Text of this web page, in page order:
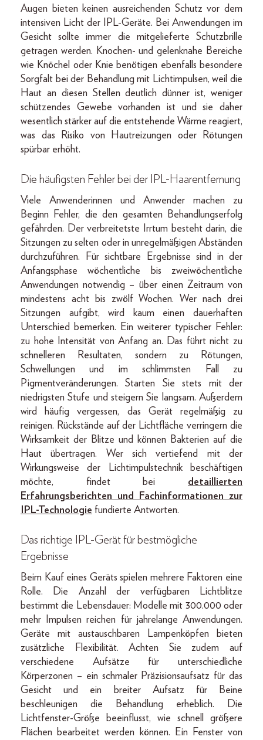
Augen bieten keinen ausreichenden Schutz vor dem
intensiven Licht der IPL-Geräte. Bei Anwendungen im
Gesicht sollte immer die mitgelieferte Schutzbrille
getragen werden. Knochen- und gelenknahe Bereiche
wie Knöchel oder Knie benötigen ebenfalls besondere
Sorgfalt bei der Behandlung mit Lichtimpulsen, weil die
Haut an diesen Stellen deutlich dünner ist, weniger
schützendes Gewebe vorhanden ist und sie daher
wesentlich stärker auf die entstehende Wärme reagiert,
was das Risiko von Hautreizungen oder Rötungen
spürbar erhöht.
Die häufigsten Fehler bei der IPL-Haarentfernung
Viele Anwenderinnen und Anwender machen zu
Beginn Fehler, die den gesamten Behandlungserfolg
gefährden. Der verbreitetste Irrtum besteht darin, die
Sitzungen zu selten oder in unregelmäßigen Abständen
durchzuführen. Für sichtbare Ergebnisse sind in der
Anfangsphase wöchentliche bis zweiwöchentliche
Anwendungen notwendig – über einen Zeitraum von
mindestens acht bis zwölf Wochen. Wer nach drei
Sitzungen aufgibt, wird kaum einen dauerhaften
Unterschied bemerken. Ein weiterer typischer Fehler:
zu hohe Intensität von Anfang an. Das führt nicht zu
schnelleren Resultaten, sondern zu Rötungen,
Schwellungen und im schlimmsten Fall zu
Pigmentveränderungen. Starten Sie stets mit der
niedrigsten Stufe und steigern Sie langsam. Außerdem
wird häufig vergessen, das Gerät regelmäßig zu
reinigen. Rückstände auf der Lichtfläche verringern die
Wirksamkeit der Blitze und können Bakterien auf die
Haut übertragen. Wer sich vertiefend mit der
Wirkungsweise der Lichtimpulstechnik beschäftigen
möchte, findet bei detaillierten
Erfahrungsberichten und Fachinformationen zur
IPL-Technologie fundierte Antworten.
Das richtige IPL-Gerät für bestmögliche
Ergebnisse
Beim Kauf eines Geräts spielen mehrere Faktoren eine
Rolle. Die Anzahl der verfügbaren Lichtblitze
bestimmt die Lebensdauer: Modelle mit 300.000 oder
mehr Impulsen reichen für jahrelange Anwendungen.
Geräte mit austauschbaren Lampenköpfen bieten
zusätzliche Flexibilität. Achten Sie zudem auf
verschiedene Aufsätze für unterschiedliche
Körperzonen – ein schmaler Präzisionsaufsatz für das
Gesicht und ein breiter Aufsatz für Beine
beschleunigen die Behandlung erheblich. Die
Lichtfenster-Größe beeinflusst, wie schnell größere
Flächen bearbeitet werden können. Ein Fenster von